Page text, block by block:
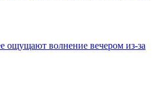
ощущают волнение вечером из-за